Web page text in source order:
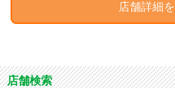
店舗詳細
店舗検索